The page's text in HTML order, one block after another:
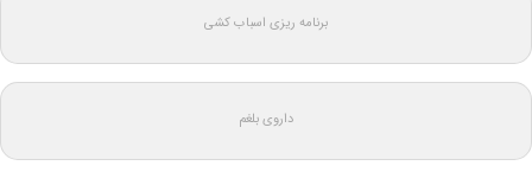
برنامه ریزی اسباب کشی
داروی بلغم